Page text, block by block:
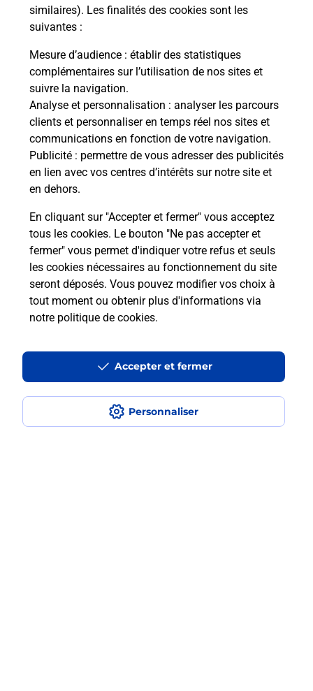
similaires). Les finalités des cookies sont les
suivantes :
Mesure d’audience : établir des statistiques
complémentaires sur l’utilisation de nos sites et
suivre la navigation.
Analyse et personnalisation : analyser les parcours
clients et personnaliser en temps réel nos sites et
communications en fonction de votre navigation.
Publicité : permettre de vous adresser des publicités
en lien avec vos centres d’intérêts sur notre site et
en dehors.
En cliquant sur "Accepter et fermer" vous acceptez
tous les cookies. Le bouton "Ne pas accepter et
fermer" vous permet d'indiquer votre refus et seuls
les cookies nécessaires au fonctionnement du site
seront déposés. Vous pouvez modifier vos choix à
tout moment ou obtenir plus d'informations via
notre politique de cookies.
Personnaliser
Accepter et fermer
Recherchez un autre point de contact
Questions fréquemment posées
Quel réseau utilise La Poste Mobile ?
Est-ce que je peux garder mon
Est-ce que je peux bénéficier de la 5G
avec La Poste Mobile ?
Est-ce que je peux utiliser mon forfait
à l’étranger avec La Poste Mobile ?
Est-ce que je peux payer mon
smartphone Samsung en plusieurs
Est-ce que je peux assurer mon